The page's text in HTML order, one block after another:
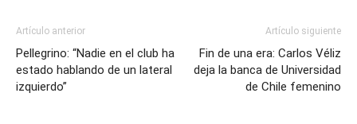
Artículo anterior
Pellegrino: “Nadie en el club ha
estado hablando de un lateral
izquierdo”
Artículo siguiente
Fin de una era: Carlos Véliz
deja la banca de Universidad
de Chile femenino